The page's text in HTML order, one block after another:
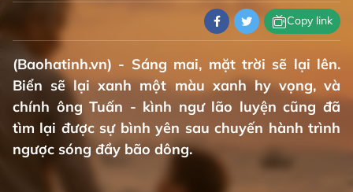
Copy link
(Baohatinh.vn) - Sáng mai, mặt trời sẽ lại lên.
Biển sẽ lại xanh một màu xanh hy vọng, và
chính ông Tuấn - kình ngư lão luyện cũng đã
tìm lại được sự bình yên sau chuyến hành trình
ngược sóng đầy bão dông.